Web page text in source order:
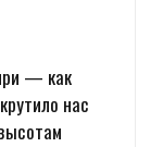
— как
нас